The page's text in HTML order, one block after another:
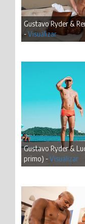
Gustavo Ryder &
-Visualizar
Gustavo Ryder &
primo) -Visualizar